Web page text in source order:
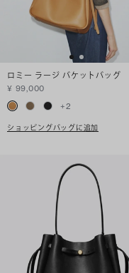
ロミー ラージ バケットバッグ
¥ 99,000
+2
ショッピングバッグに追加